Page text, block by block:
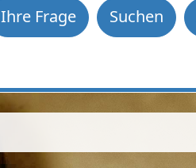
Suchen
Ihre Frage